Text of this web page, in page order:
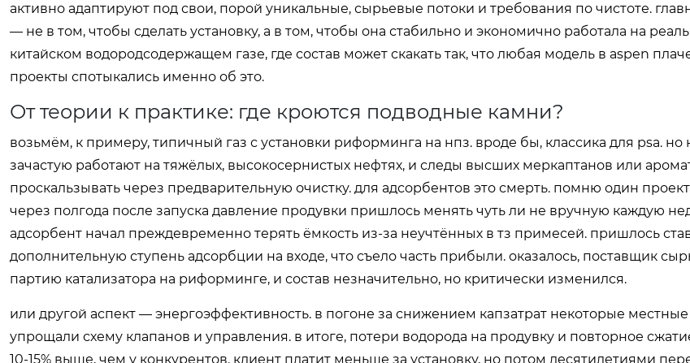
активно адаптируют под свои, порой уникальные, сырьевые потоки и требования по чистоте.
— не в том, чтобы сделать установку, а в том, чтобы она стабильно и экономично работала на
китайском водородсодержащем газе, где состав может скакать так, что любая модель в aspen
проекты спотыкались именно об это.
От теории к практике: где кроются подводные камни?
возьмём, к примеру, типичный газ с установки риформинга на нпз. вроде бы, классика для psa. но
зачастую работают на тяжёлых, высокосернистых нефтях, и следы высших меркаптанов или
проскальзывать через предварительную очистку. для адсорбентов это смерть. помню один
через полгода после запуска давление продувки пришлось менять чуть ли не вручную каждую
адсорбент начал преждевременно терять ёмкость из-за неучтённых в тз примесей. пришлось
дополнительную ступень адсорбции на входе, что съело часть прибыли. оказалось, поставщик
партию катализатора на риформинге, и состав незначительно, но критически изменился.
или другой аспект — энергоэффективность. в погоне за снижением капзатрат некоторые
упрощали схему клапанов и управления. в итоге, потери водорода на продувку и повторное
10-15% выше, чем у конкурентов. клиент платит меньше за установку, но потом десятилетиями